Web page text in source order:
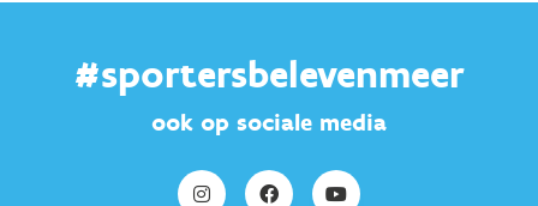
#sportersbelevenmeer
ook op sociale media